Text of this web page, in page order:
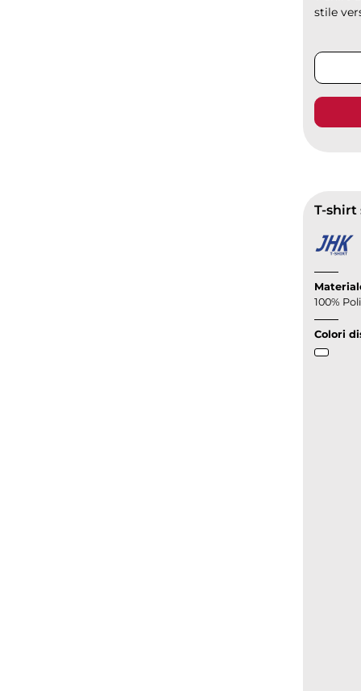
stile
T-shirt
100%
Colori